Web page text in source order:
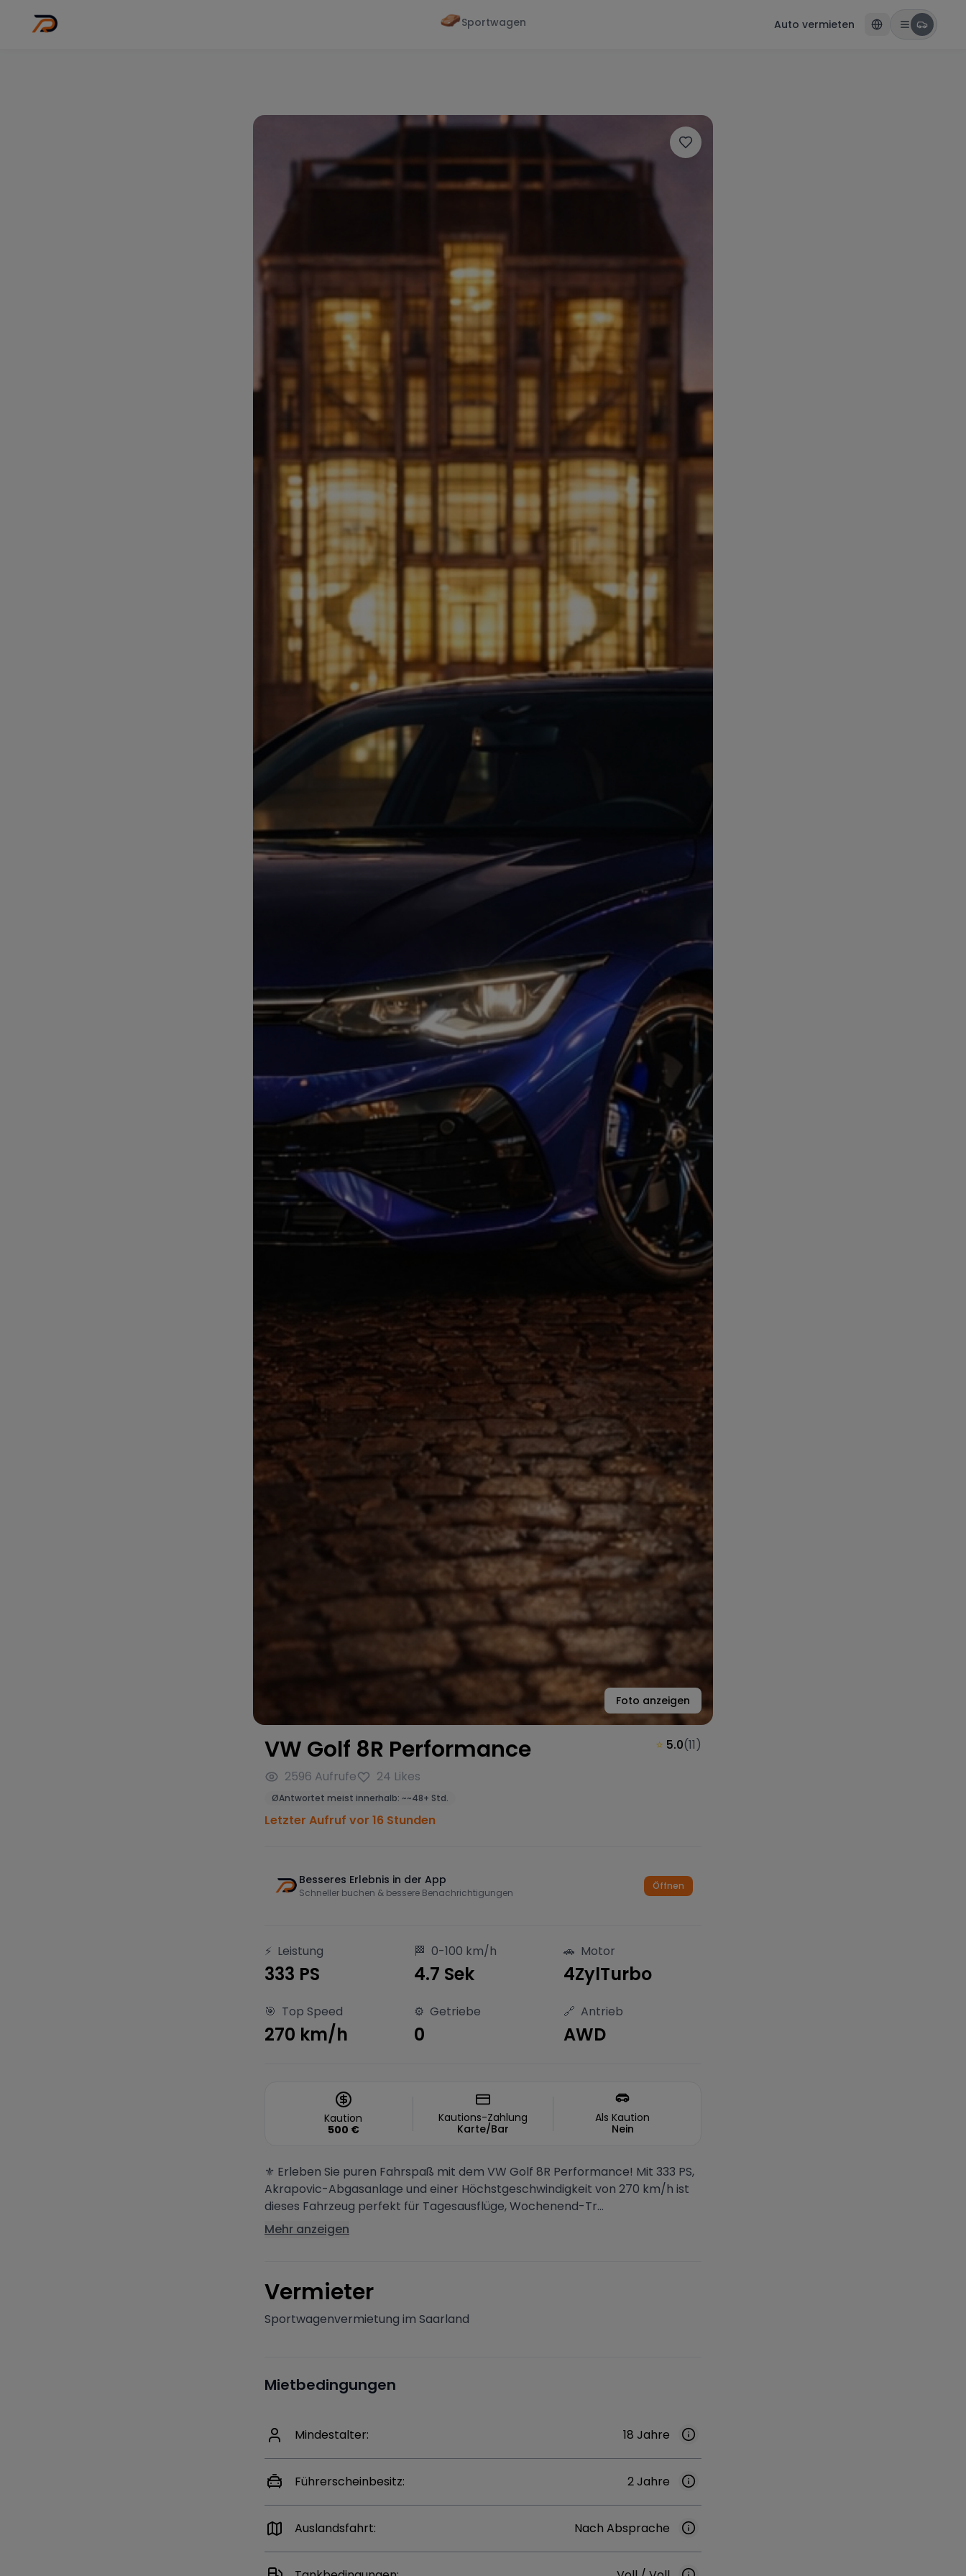
Sportwagen Auto vermieten
Foto anzeigen
VW Golf 8R Performance
2596 Aufrufe 24 Likes
ØAntwortet meist innerhalb: ~~48+ Std.
⭐ 5.0(11)
Letzter Aufruf vor 16 Stunden
Besseres Erlebnis in der App
Schneller buchen & bessere Benachrichtigungen
Öffnen
⚡ Leistung
333 PS
🏁 0-100 km/h
4.7 Sek
🚗 Motor
4ZylTurbo
🎯 Top Speed
270 km/h
⚙️ Getriebe
0
🔗 Antrieb
AWD
Kaution
500 €
Kautions-Zahlung
Karte/Bar
Als Kaution
Nein
⚜️ Erleben Sie puren Fahrspaß mit dem VW Golf 8R Performance! Mit 333 PS,
Akrapovic-Abgasanlage und einer Höchstgeschwindigkeit von 270 km/h ist
dieses Fahrzeug perfekt für Tagesausflüge, Wochenend-Tr...
Mehr anzeigen
Vermieter
Sportwagenvermietung im Saarland
Mietbedingungen
Mindestalter: 18 Jahre
Führerscheinbesitz: 2 Jahre
Auslandsfahrt: Nach Absprache